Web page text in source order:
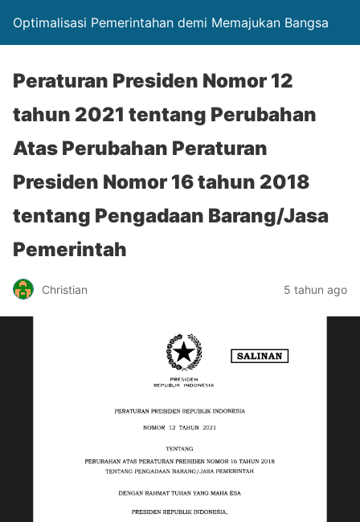
Optimalisasi Pemerintahan demi Memajukan Bangsa
Peraturan Presiden Nomor 12
tahun 2021 tentang Perubahan
Atas Perubahan Peraturan
Presiden Nomor 16 tahun 2018
tentang Pengadaan Barang/Jasa
Pemerintah
Christian 5 tahun ago